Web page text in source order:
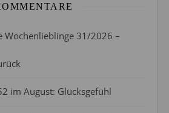
Wochenlieblinge 31/2026 –
im August: Glücksgefühl